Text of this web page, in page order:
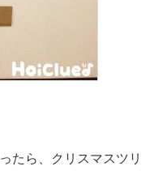
たら、クリスマスツリ